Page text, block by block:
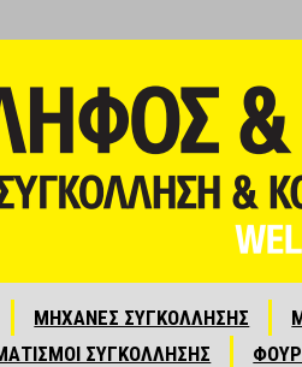
ΜΗΧΑΝΕΣ ΣΥΓΚΟΛΛΗΣΗΣ
ΣΥΓΚΟΛΛΗΣΗΣ